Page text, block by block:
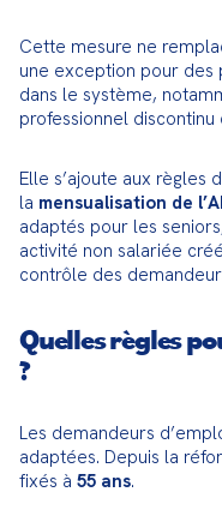
Cette mesure ne
une exception pour
dans le système,
professionnel
Elle s’ajoute aux règles
la mensualisation de
adaptés pour les
activité non salariée
contrôle des
Quelles règles
?
Les demandeurs
adaptées. Depuis la
fixés à 55 ans.